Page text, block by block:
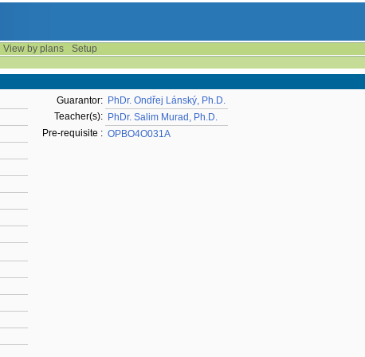
View by plans
Setup
Guarantor: PhDr. Ondřej Lánský, Ph.D.
Teacher(s): PhDr. Salim Murad, Ph.D.
Pre-requisite : OPBO4O031A